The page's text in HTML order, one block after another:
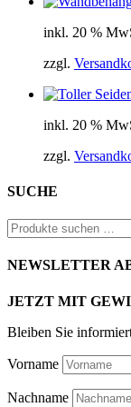
inkl. 20 %
zzgl.
inkl. 20 %
zzgl.
SUCHE
Suchen
nach:
NEWSLETTER
JETZT MIT
Bleiben Sie
Vorname
Nachname